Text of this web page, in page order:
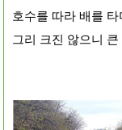
호수를 따라 배를
그리 크진 않으니